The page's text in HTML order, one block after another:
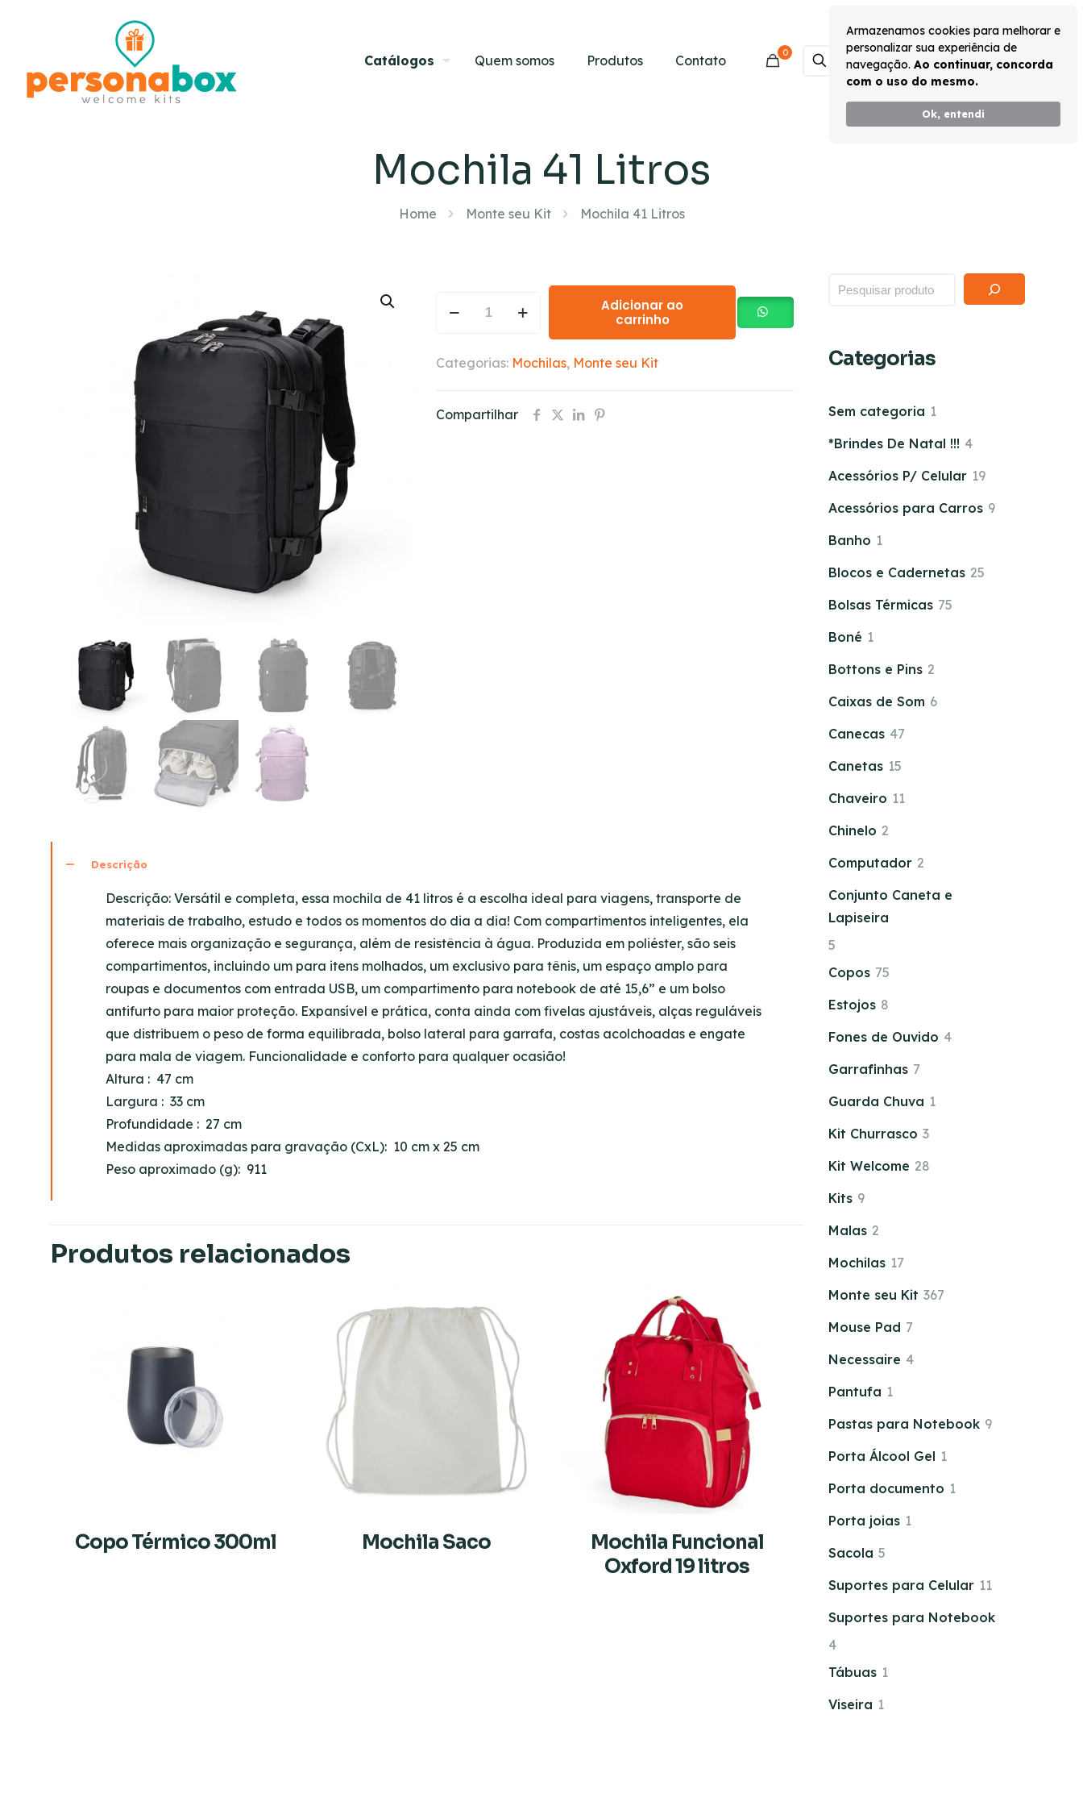
Armazenamos cookies para melhorar e
personalizar sua experiência de
navegação. Ao continuar, concorda
com o uso do mesmo.
Ok, entendi
Catálogos Quem somos Produtos Contato 0 Monte seu Kit
Mochila 41 Litros
Home Monte seu Kit Mochila 41 Litros
Adicionar ao
carrinho
Categorias: Mochilas, Monte seu Kit
Compartilhar
Descrição
Descrição:Versátil e completa, essa mochila de 41 litros é a escolha ideal para viagens, transporte de
materiais de trabalho, estudo e todos os momentos do dia a dia! Com compartimentos inteligentes, ela
oferece mais organização e segurança, além de resistência à água. Produzida em poliéster, são seis
compartimentos, incluindo um para itens molhados, um exclusivo para tênis, um espaço amplo para
roupas e documentos com entrada USB, um compartimento para notebook de até 15,6” e um bolso
antifurto para maior proteção. Expansível e prática, conta ainda com fivelas ajustáveis, alças reguláveis
que distribuem o peso de forma equilibrada, bolso lateral para garrafa, costas acolchoadas e engate
para mala de viagem. Funcionalidade e conforto para qualquer ocasião!
Altura : 47 cm
Largura : 33 cm
Profundidade : 27 cm
Medidas aproximadas para gravação (CxL): 10 cm x 25 cm
Peso aproximado (g): 911
Produtos relacionados
Copo Térmico 300ml Mochila Saco
Mochila Funcional
Oxford 19 litros
Categorias
Sem categoria 1
*Brindes De Natal !!! 4
Acessórios P/ Celular 19
Acessórios para Carros 9
Banho 1
Blocos e Cadernetas 25
Bolsas Térmicas 75
Boné 1
Bottons e Pins 2
Caixas de Som 6
Canecas 47
Canetas 15
Chaveiro 11
Chinelo 2
Computador 2
Conjunto Caneta e
Lapiseira
5
Copos 75
Estojos 8
Fones de Ouvido 4
Garrafinhas 7
Guarda Chuva 1
Kit Churrasco 3
Kit Welcome 28
Kits 9
Malas 2
Mochilas 17
Monte seu Kit 367
Mouse Pad 7
Necessaire 4
Pantufa 1
Pastas para Notebook 9
Porta Álcool Gel 1
Porta documento 1
Porta joias 1
Sacola 5
Suportes para Celular 11
Suportes para Notebook
4
Tábuas 1
Viseira 1